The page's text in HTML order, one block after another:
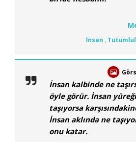
İnsan ,
İnsan kalbinde ne
öyle görür. İnsan
taşıyorsa
İnsan aklında ne
onu katar.